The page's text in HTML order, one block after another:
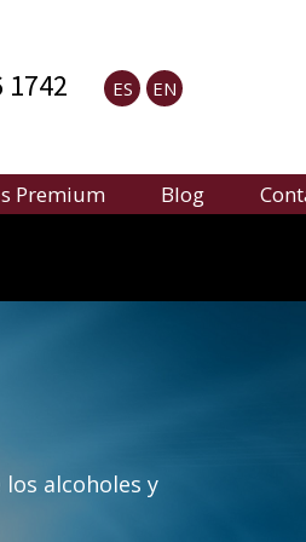
1742 ES EN
Premium Blog
alcoholes y